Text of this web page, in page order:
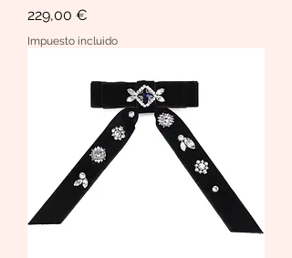
Precio
229,00 €
Impuesto incluido